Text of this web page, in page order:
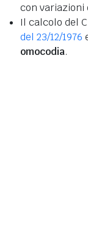
con variazioni
Il calcolo del
del 23/12/1976
omocodia.